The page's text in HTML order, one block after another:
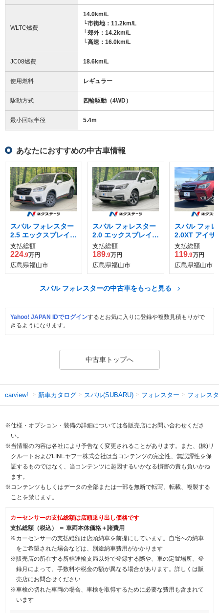
WLTC燃費
14.0km/L
└市街地：11.2km/L
└郊外：14.2km/L
└高速：16.0km/L
JC08燃費 18.6km/L
使用燃料 レギュラー
駆動方式 四輪駆動（4WD）
最小回転半径 5.4m
あなたにおすすめの中古車情報
スバル フォレスター
2.5 エックスブレイク
4WD
支払総額
224.9万円
広島県福山市
スバル フォレスター
2.0 エックスブレイク
4WD
支払総額
189.9万円
広島県福山市
スバル フォ
2.0XT アイサ
WD
支払総額
119.9万円
広島県福山市
スバル フォレスターの中古車をもっと見る
Yahoo! JAPAN IDでログインするとお気に入りに登録や複数見積もりがで
きるようになります。
中古車トップへ
carview! 新車カタログ スバル(SUBARU) フォレスター フォレス
※仕様・オプション・装備の詳細については各販売店にお問い合わせくださ
い。
※当情報の内容は各社により予告なく変更されることがあります。また、(株)リ
クルートおよびLINEヤフー株式会社は当コンテンツの完全性、無誤謬性を保
証するものではなく、当コンテンツに起因するいかなる損害の責も負いかね
ます。
※コンテンツもしくはデータの全部または一部を無断で転写、転載、複製する
ことを禁じます。
カーセンサーの支払総額は店頭乗り出し価格です
支払総額（税込） ＝ 車両本体価格＋諸費用
※カーセンサーの支払総額は店頭納車を前提にしています。自宅への納車
をご希望された場合などは、別途納車費用がかかります
※販売店の所在する所轄運輸支局以外で登録する際や、車の定置場所、登
録月によって、手数料や税金の額が異なる場合があります。詳しくは販
売店にお問合せください
※車検の切れた車両の場合、車検を取得するために必要な費用も含まれて
います